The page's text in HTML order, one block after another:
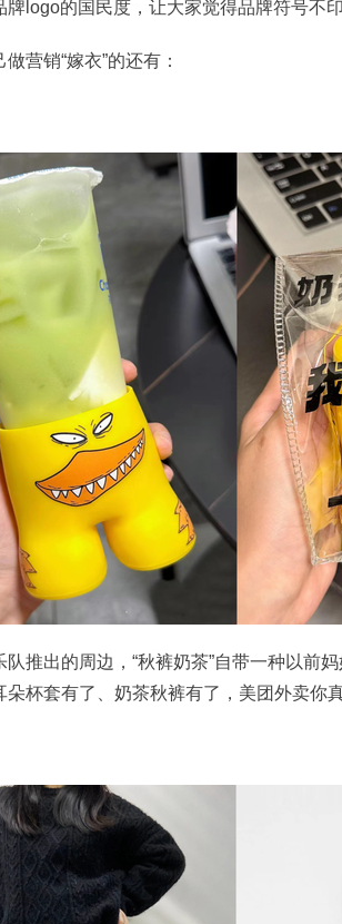
logo的国民度，让大家觉得品牌符号不
营销“嫁衣”的还有：
推出的周边，“秋裤奶茶”自带一种以前
杯套有了、奶茶秋裤有了，美团外卖你